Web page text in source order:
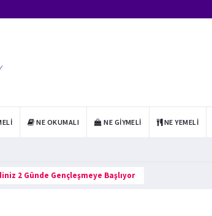
NE OKUMALI NE GIYMELI NE YEMELI
2 Günde Gençleşmeye Başlıyor